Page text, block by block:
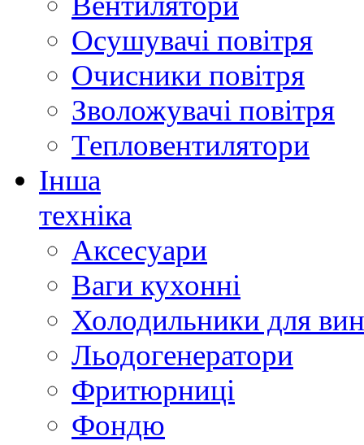
Осушувачі повітря
Очисники повітря
Зволожувачі повітря
Тепловентилятори
Інша
техніка
Аксесуари
Ваги кухонні
Холодильники для
Льодогенератори
Фритюрниці
Фондю